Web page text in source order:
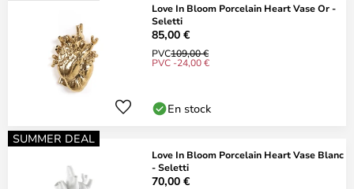
Love In Bloom Porcelain Heart Vase Or -
Seletti
85,00 €
PVC109,00 €
PVC -24,00 €
En stock
SUMMER DEAL
Love In Bloom Porcelain Heart Vase Blanc
- Seletti
70,00 €